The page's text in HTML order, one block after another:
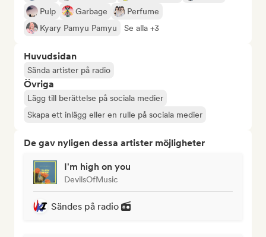
Pulp
Garbage
Perfume
Kyary Pamyu Pamyu
Se alla +3
Huvudsidan
Sända artister på radio
Övriga
Lägg till berättelse på sociala medier
Skapa ett inlägg eller en rulle på sociala medier
De gav nyligen dessa artister möjligheter
I'm high on you
DevilsOfMusic
Sändes på radio